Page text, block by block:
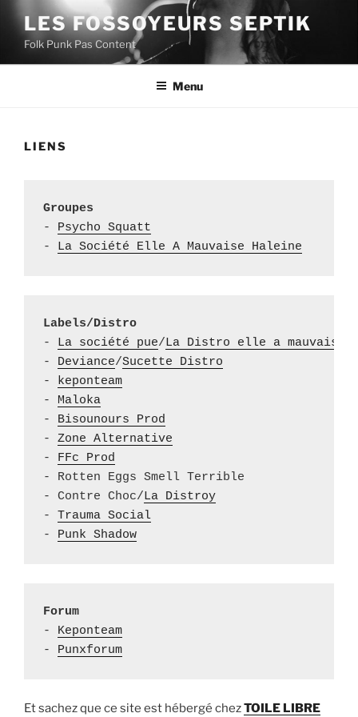
contenu
principal
LES FOSSOYEURS SEPTIK
Folk Punk Pas Content
Menu
LIENS
Groupes
- Psycho Squatt
- La Société Elle A Mauvaise Haleine
Labels/Distro
- La société pue/La Distro elle a mauvaise
- Deviance/Sucette Distro
- keponteam
- Maloka
- Bisounours Prod
- Zone Alternative
- FFc Prod
- Rotten Eggs Smell Terrible
- Contre Choc/La Distroy
- Trauma Social
- Punk Shadow
Forum
- Keponteam
- Punxforum
Et sachez que ce site est hébergé chezTOILE LIBRE